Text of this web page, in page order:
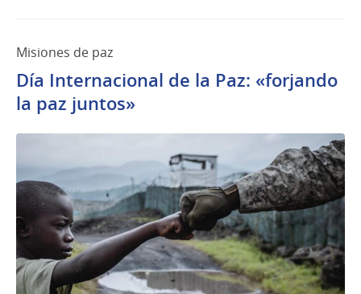
Misiones de paz
Día Internacional de la Paz: «forjando
la paz juntos»